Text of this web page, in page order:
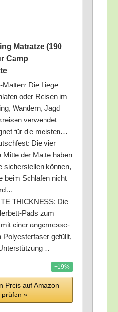
Matrat­ze (190
Camp
Mat­ten: Die Lie­ge
oder Rei­sen im
Wan­dern, Jagd
ver­wen­det
für die meisten…
Die vier
Mit­te der Mat­te haben
sicher­stel­len kön­nen,
beim Schla­fen nicht
THICKNESS: Die
Pads zum
mit einer ange­mes­se­
Poly­es­ter­fa­ser gefüllt,
−19%
Preis auf Ama­zon
prü­fen »